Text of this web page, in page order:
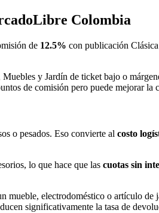
Colombia
de 12.5% con publicación
y Jardín de ticket bajo o
de comisión pero puede mejorar
o pesados. Eso convierte al costo
lo que hace que las cuotas sin
electrodoméstico o artículo
significativamente la tasa de